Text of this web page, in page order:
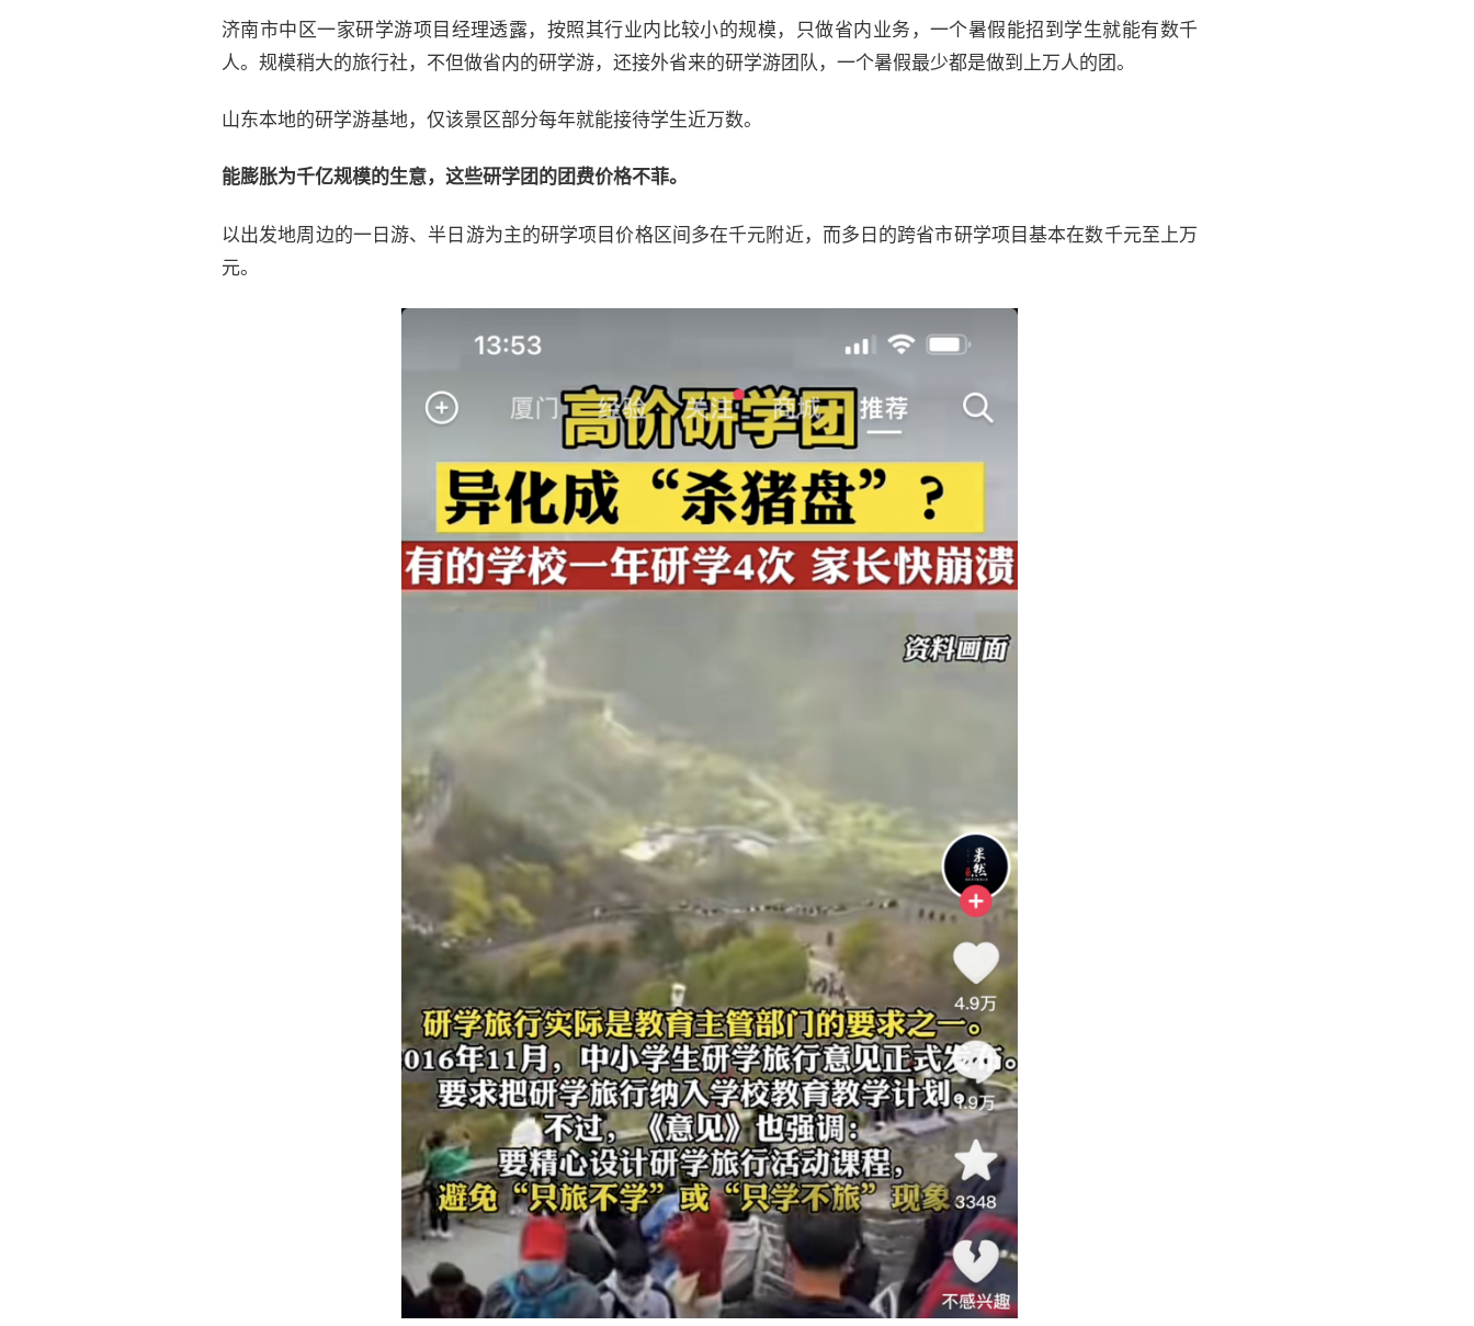
济南市中区一家研学游项目经理透露，按照其行业内比较小的规模，只做省内业务，一个暑假能招到学生就能有数千
人。规模稍大的旅行社，不但做省内的研学游，还接外省来的研学游团队，一个暑假最少都是做到上万人的团。
山东本地的研学游基地，仅该景区部分每年就能接待学生近万数。
能膨胀为千亿规模的生意，这些研学团的团费价格不菲。
以出发地周边的一日游、半日游为主的研学项目价格区间多在千元附近，而多日的跨省市研学项目基本在数千元至上万
元。